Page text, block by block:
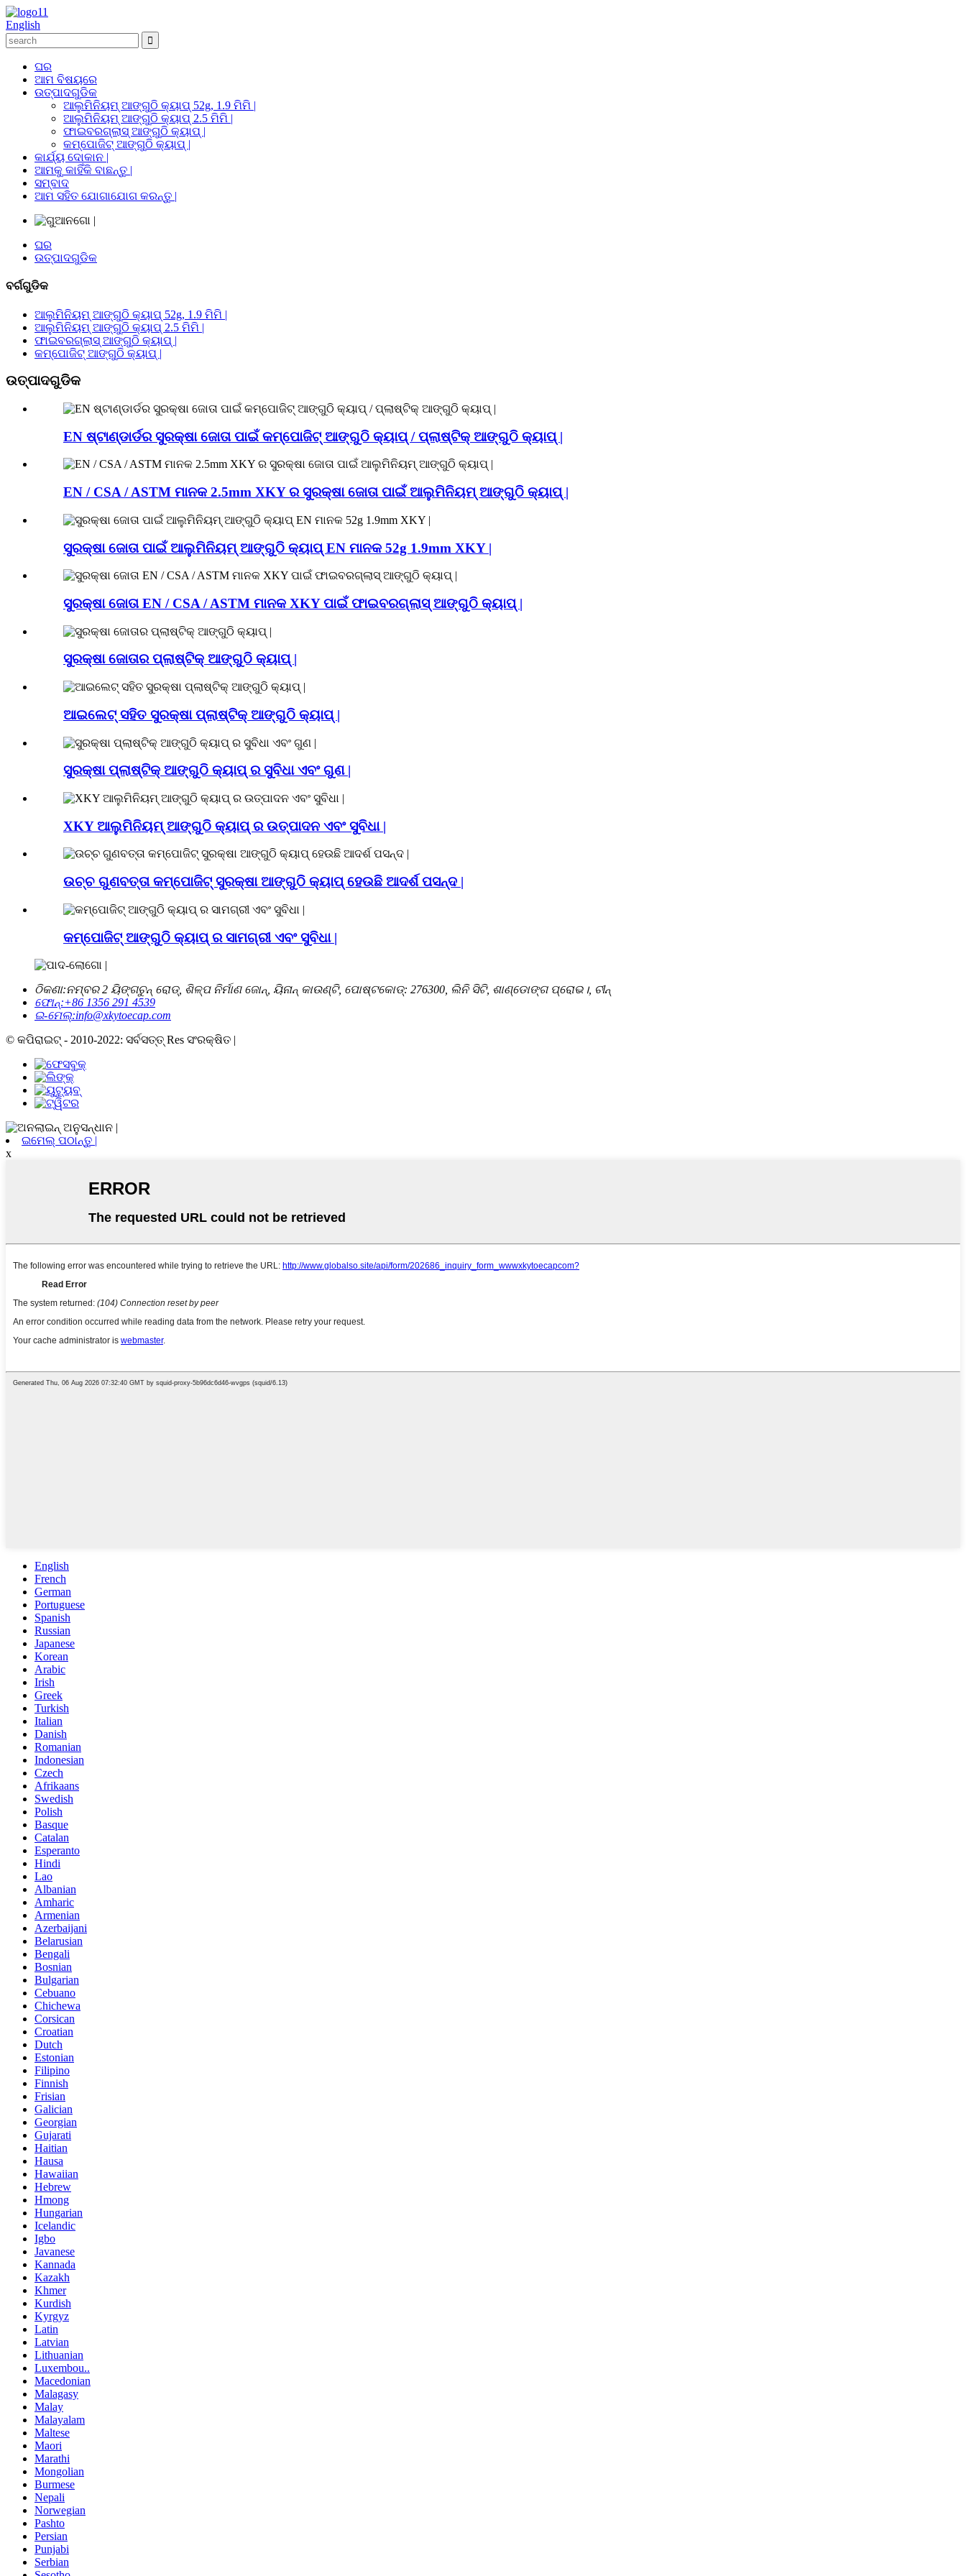
English
ଘର
ଆମ ବିଷୟରେ
ଉତ୍ପାଦଗୁଡିକ
ଆଲୁମିନିୟମ୍ ଆଙ୍ଗୁଠି କ୍ୟାପ୍ 52g, 1.9 ମିମି |
ଆଲୁମିନିୟମ୍ ଆଙ୍ଗୁଠି କ୍ୟାପ୍ 2.5 ମିମି |
ଫାଇବରଗ୍ଲାସ୍ ଆଙ୍ଗୁଠି କ୍ୟାପ୍ |
କମ୍ପୋଜିଟ୍ ଆଙ୍ଗୁଠି କ୍ୟାପ୍ |
କାର୍ଯ୍ୟ ଦୋକାନ |
ଆମକୁ କାହିଁକି ବାଛନ୍ତୁ |
ସମ୍ବାଦ
ଆମ ସହିତ ଯୋଗାଯୋଗ କରନ୍ତୁ |
ଘର
ଉତ୍ପାଦଗୁଡିକ
ବର୍ଗଗୁଡିକ
ଆଲୁମିନିୟମ୍ ଆଙ୍ଗୁଠି କ୍ୟାପ୍ 52g, 1.9 ମିମି |
ଆଲୁମିନିୟମ୍ ଆଙ୍ଗୁଠି କ୍ୟାପ୍ 2.5 ମିମି |
ଫାଇବରଗ୍ଲାସ୍ ଆଙ୍ଗୁଠି କ୍ୟାପ୍ |
କମ୍ପୋଜିଟ୍ ଆଙ୍ଗୁଠି କ୍ୟାପ୍ |
ଉତ୍ପାଦଗୁଡିକ
EN ଷ୍ଟାଣ୍ଡାର୍ଡର ସୁରକ୍ଷା ଜୋତା ପାଇଁ କମ୍ପୋଜିଟ୍ ଆଙ୍ଗୁଠି କ୍ୟାପ୍ / ପ୍ଲାଷ୍ଟିକ୍ ଆଙ୍ଗୁଠି କ୍ୟାପ୍ |
EN / CSA / ASTM ମାନକ 2.5mm XKY ର ସୁରକ୍ଷା ଜୋତା ପାଇଁ ଆଲୁମିନିୟମ୍ ଆଙ୍ଗୁଠି କ୍ୟାପ୍ |
ସୁରକ୍ଷା ଜୋତା ପାଇଁ ଆଲୁମିନିୟମ୍ ଆଙ୍ଗୁଠି କ୍ୟାପ୍ EN ମାନକ 52g 1.9mm XKY |
ସୁରକ୍ଷା ଜୋତା EN / CSA / ASTM ମାନକ XKY ପାଇଁ ଫାଇବରଗ୍ଲାସ୍ ଆଙ୍ଗୁଠି କ୍ୟାପ୍ |
ସୁରକ୍ଷା ଜୋତାର ପ୍ଲାଷ୍ଟିକ୍ ଆଙ୍ଗୁଠି କ୍ୟାପ୍ |
ଆଇଲେଟ୍ ସହିତ ସୁରକ୍ଷା ପ୍ଲାଷ୍ଟିକ୍ ଆଙ୍ଗୁଠି କ୍ୟାପ୍ |
ସୁରକ୍ଷା ପ୍ଲାଷ୍ଟିକ୍ ଆଙ୍ଗୁଠି କ୍ୟାପ୍ ର ସୁବିଧା ଏବଂ ଗୁଣ |
XKY ଆଲୁମିନିୟମ୍ ଆଙ୍ଗୁଠି କ୍ୟାପ୍ ର ଉତ୍ପାଦନ ଏବଂ ସୁବିଧା |
ଉଚ୍ଚ ଗୁଣବତ୍ତା କମ୍ପୋଜିଟ୍ ସୁରକ୍ଷା ଆଙ୍ଗୁଠି କ୍ୟାପ୍ ହେଉଛି ଆଦର୍ଶ ପସନ୍ଦ |
କମ୍ପୋଜିଟ୍ ଆଙ୍ଗୁଠି କ୍ୟାପ୍ ର ସାମଗ୍ରୀ ଏବଂ ସୁବିଧା |
ଠିକଣା:ନମ୍ବର 2 ୟିଙ୍ଗଚୁନ୍ ରୋଡ୍, ଶିଳ୍ପ ନିର୍ମାଣ ଜୋନ୍, ୟିନାନ୍ କାଉଣ୍ଟି, ପୋଷ୍ଟକୋଡ୍: 276300, ଲିନି ସିଟି, ଶାଣ୍ଡୋଙ୍ଗ ପ୍ରୋଭ।, ଚୀନ୍
ଫୋନ୍:+86 1356 291 4539
ଇ-ମେଲ୍:info@xkytoecap.com
© କପିରାଇଟ୍ - 2010-2022: ସର୍ବସତ୍ତ୍ Res ସଂରକ୍ଷିତ |
ଇମେଲ୍ ପଠାନ୍ତୁ |
x
English
French
German
Portuguese
Spanish
Russian
Japanese
Korean
Arabic
Irish
Greek
Turkish
Italian
Danish
Romanian
Indonesian
Czech
Afrikaans
Swedish
Polish
Basque
Catalan
Esperanto
Hindi
Lao
Albanian
Amharic
Armenian
Azerbaijani
Belarusian
Bengali
Bosnian
Bulgarian
Cebuano
Chichewa
Corsican
Croatian
Dutch
Estonian
Filipino
Finnish
Frisian
Galician
Georgian
Gujarati
Haitian
Hausa
Hawaiian
Hebrew
Hmong
Hungarian
Icelandic
Igbo
Javanese
Kannada
Kazakh
Khmer
Kurdish
Kyrgyz
Latin
Latvian
Lithuanian
Luxembou..
Macedonian
Malagasy
Malay
Malayalam
Maltese
Maori
Marathi
Mongolian
Burmese
Nepali
Norwegian
Pashto
Persian
Punjabi
Serbian